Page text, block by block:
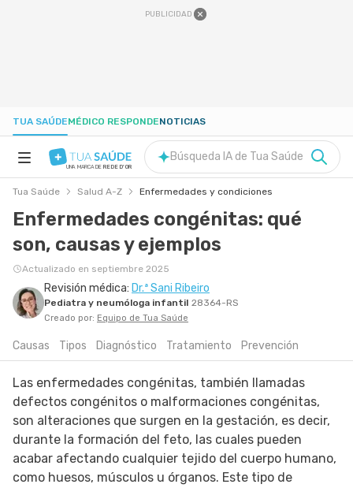
PUBLICIDAD
TUA SAÚDEMÉDICO RESPONDENOTICIAS
NUTRICIÓN
EMBARAZO
SIGUE TUA SAÚDE EN LAS REDES SOCIALES
UNA MARCA DE REDE D'OR
Búsqueda IA de Tua Saúde
Tua Saúde Salud A-Z Enfermedades y condiciones
Enfermedades congénitas: qué
son, causas y ejemplos
Actualizado en septiembre 2025
Revisión médica: Dr.ª Sani Ribeiro
Pediatra y neumóloga infantil 28364-RS
Creado por: Equipo de Tua Saúde
Causas Tipos Diagnóstico Tratamiento Prevención
Las enfermedades congénitas, también llamadas
defectos congénitos o malformaciones congénitas,
son alteraciones que surgen en la gestación, es decir,
durante la formación del feto, las cuales pueden
acabar afectando cualquier tejido del cuerpo humano,
como huesos, músculos u órganos. Este tipo de